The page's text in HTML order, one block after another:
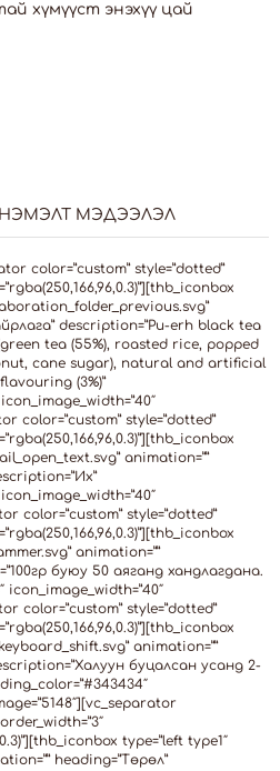
хүмүүст энэхүү цай
НЭМЭЛТ МЭДЭЭЛЭЛ
color=”custom” style=”dotted”
description=”Pu-erh black tea
tea (55%), roasted rice, popped
cane sugar), natural and artificial
(3%)”
color=”custom” style=”dotted”
animation=””
color=”custom” style=”dotted”
animation=””
буюу 50 аяганд хандлагдана.
icon_image_width=”40″
color=”custom” style=”dotted”
animation=””
буцалсан усанд 2-
type=”left type1″
heading=”Төрөл”